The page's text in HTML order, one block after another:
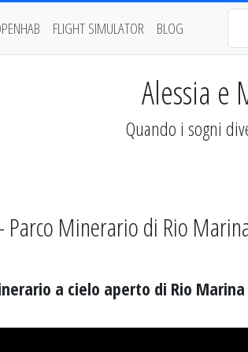
FLIGHT SIMULATOR BLOG
Alessia e
Quando i sogni
Parco Minerario di Rio
a cielo aperto di Rio Marina